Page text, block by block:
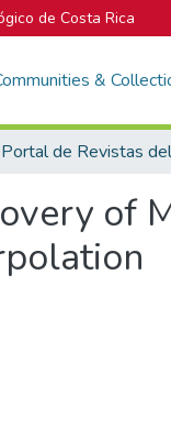
de Costa Rica
&
of